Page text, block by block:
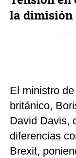
la dimisión
El ministro
británico,
David Davis,
diferencias
Brexit,